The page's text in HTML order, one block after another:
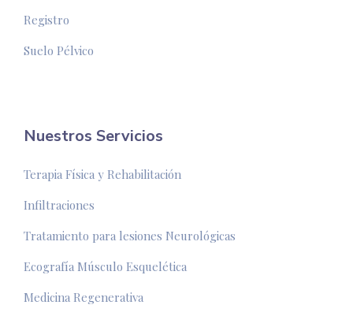
Registro
Suelo Pélvico
Nuestros Servicios
Terapia Física y Rehabilitación
Infiltraciones
Tratamiento para lesiones Neurológicas
Ecografía Músculo Esquelética
Medicina Regenerativa